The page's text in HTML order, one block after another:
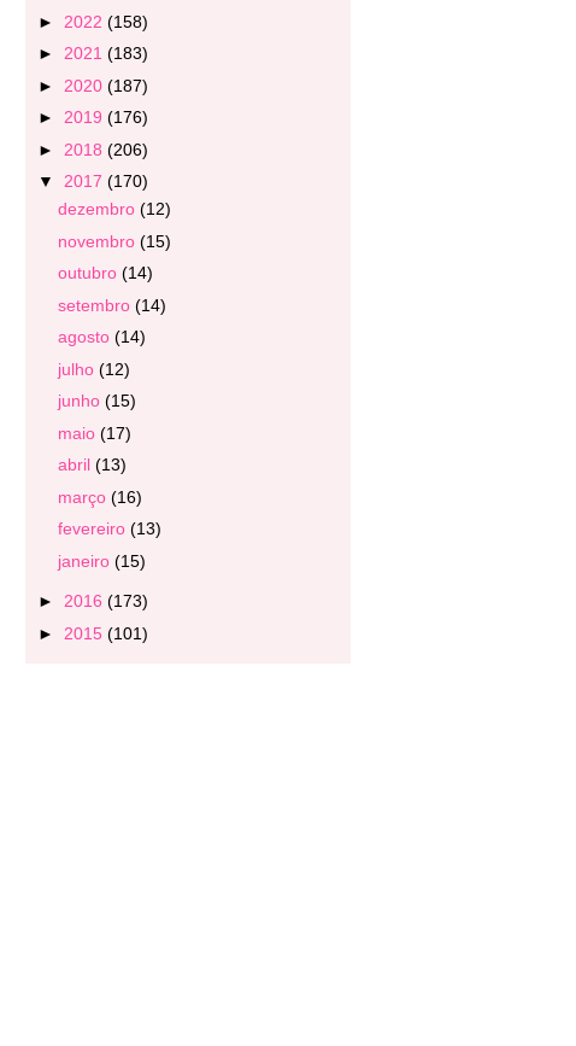
► 2022 (158)
► 2021 (183)
► 2020 (187)
► 2019 (176)
► 2018 (206)
▼ 2017 (170)
dezembro (12)
novembro (15)
outubro (14)
setembro (14)
agosto (14)
julho (12)
junho (15)
maio (17)
abril (13)
março (16)
fevereiro (13)
janeiro (15)
► 2016 (173)
► 2015 (101)